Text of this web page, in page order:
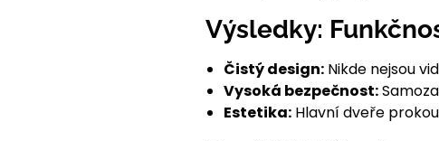
Výsledky:
Čistý design:Nikde nejsou
Vysoká bezpečnost:
Estetika:Hlavní dveře